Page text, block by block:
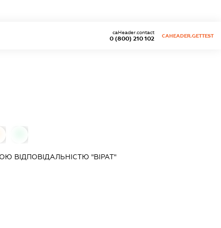
0 (800) 210 102
caHeader.contact
CAHEADER.GETTEST
ВІДПОВІДАЛЬНІСТЮ "ВІРАТ"